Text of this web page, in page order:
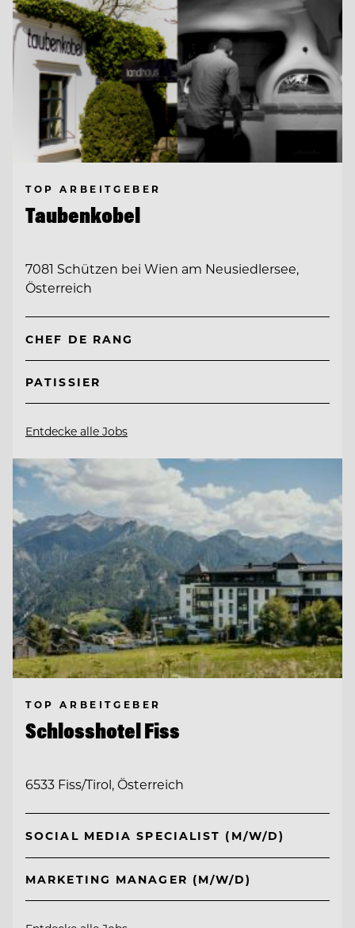
TOP ARBEITGEBER
Taubenkobel
7081 Schützen bei Wien am Neusiedlersee,
Österreich
CHEF DE RANG
PATISSIER
Entdecke alle Jobs
TOP ARBEITGEBER
Schlosshotel Fiss
6533 Fiss/Tirol, Österreich
SOCIAL MEDIA SPECIALIST (M/W/D)
MARKETING MANAGER (M/W/D)